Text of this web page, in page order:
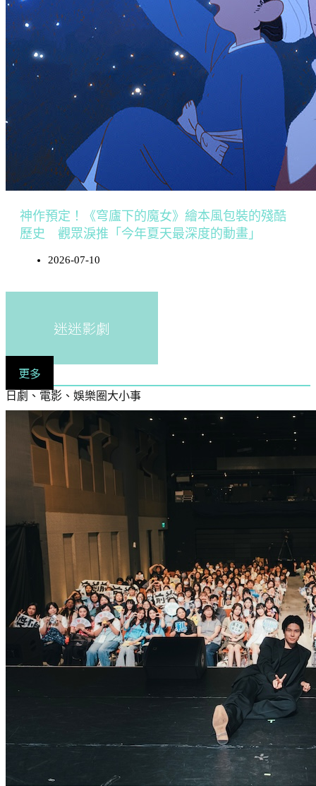
神作預定！《穹廬下的魔女》繪本風包裝的殘酷
歷史 觀眾淚推「今年夏天最深度的動畫」
2026-07-10
迷迷影劇
更多
日劇、電影、娛樂圈大小事